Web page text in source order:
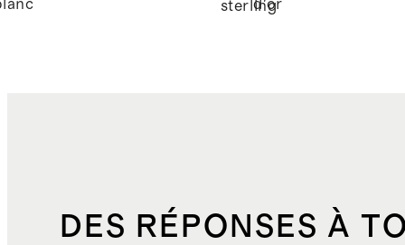
sterling
d'or
DES RÉPONSES À